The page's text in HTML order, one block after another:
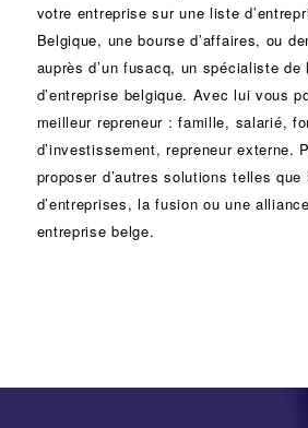
votre entreprise sur une liste
Belgique, unebourse d’affaires, ou
auprès d’un fusacq, un spécialiste
d’entreprise belgique. Avec lui vous
meilleur repreneur :famille, salarié,
d’investissement, repreneur externe.
proposer d’autres solutions telles que
d’entreprises, lafusion ou unealliance
entreprise belge.